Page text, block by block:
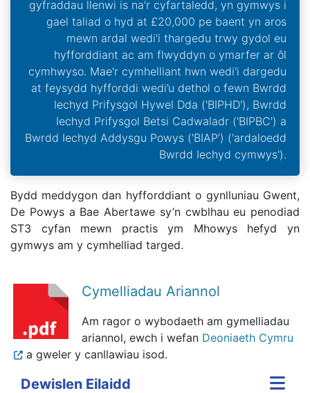
gyfraddau llenwi is na'r cyfartaledd, yn gymwys i
gael taliad o hyd at £20,000 pe baent yn aros
mewn ardal wedi'i thargedu trwy gydol eu
hyfforddiant ac am flwyddyn o ymarfer ar ôl
cymhwyso. Mae'r cymhelliant hwn wedi'i dargedu
at feysydd hyfforddi wedi’u dethol o fewn Bwrdd
Iechyd Prifysgol Hywel Dda ('BIPHD'), Bwrdd
Iechyd Prifysgol Betsi Cadwaladr ('BIPBC') a
Bwrdd Iechyd Addysgu Powys ('BIAP’) ('ardaloedd
Bwrdd Iechyd cymwys').
Bydd meddygon dan hyfforddiant o gynlluniau Gwent,
De Powys a Bae Abertawe sy’n cwblhau eu penodiad
ST3 cyfan mewn practis ym Mhowys hefyd yn
gymwys am y cymhelliad targed.
Cymelliadau Ariannol
Am ragor o wybodaeth am gymelliadau
ariannol, ewch i wefan Deoniaeth Cymru
a gweler y canllawiau isod.
Dewislen Eilaidd